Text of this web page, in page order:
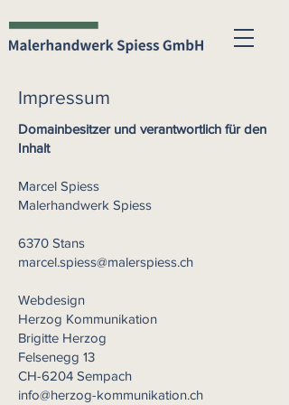
Impressum
Domainbesitzer und verantwortlich für den
Inhalt
Marcel Spiess
Malerhandwerk Spiess
6370 Stans
marcel.spiess@malerspiess.ch
Webdesign
Herzog Kommunikation
Brigitte Herzog
Felsenegg 13
CH-6204 Sempach
info@herzog-kommunikation.ch